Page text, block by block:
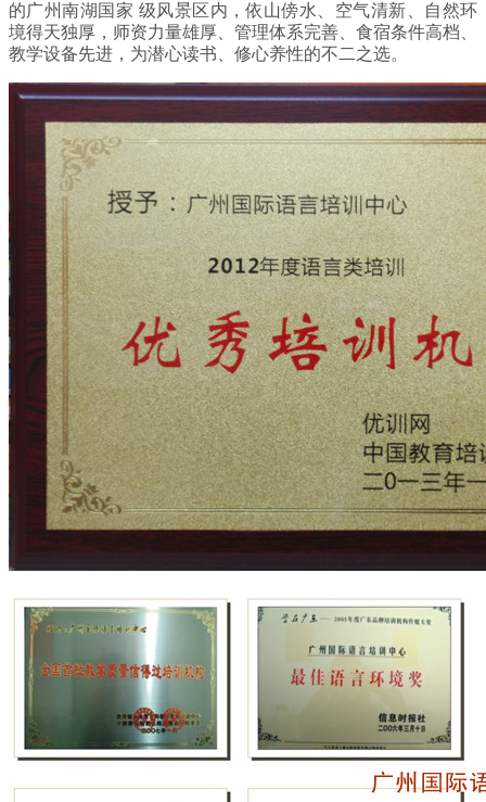
的广州南湖国家 级风景区内，依山傍水、空气清新、自然环
境得天独厚，师资力量雄厚、管理体系完善、食宿条件高档、
教学设备先进，为潜心读书、修心养性的不二之选。